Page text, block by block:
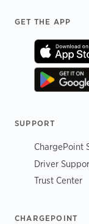
Footer
GET THE APP
SUPPORT
ChargePoint
Driver
Trust Center
CHARGEPOINT